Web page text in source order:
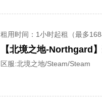
租用时间 ：1小时起租（最多168
【北境之地-Northgard
区服:北境之地/Steam/Steam